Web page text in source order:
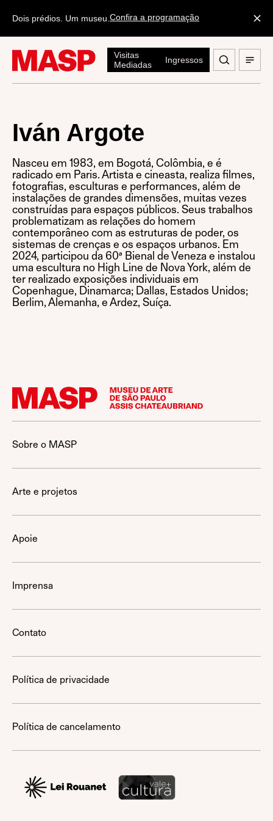
Dois prédios. Um museu. Confira a programação
Visitas
Mediadas
Ingressos
Iván Argote
Nasceu em 1983, em Bogotá, Colômbia, e é
radicado em Paris. Artista e cineasta, realiza filmes,
fotografias, esculturas e performances, além de
instalações de grandes dimensões, muitas vezes
construídas para espaços públicos. Seus trabalhos
problematizam as relações do homem
contemporâneo com as estruturas de poder, os
sistemas de crenças e os espaços urbanos. Em
2024, participou da 60ª Bienal de Veneza e instalou
uma escultura no High Line de Nova York, além de
ter realizado exposições individuais em
Copenhague, Dinamarca; Dallas, Estados Unidos;
Berlim, Alemanha, e Ardez, Suíça.
Sobre o MASP
Arte e projetos
Apoie
Imprensa
Contato
Política de privacidade
Política de cancelamento